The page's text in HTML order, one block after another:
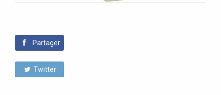
Partager
Twitter